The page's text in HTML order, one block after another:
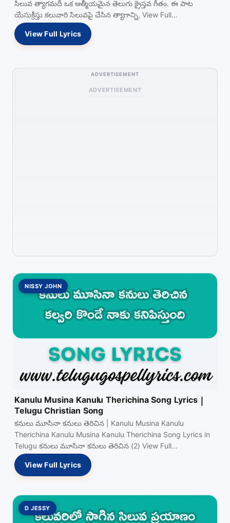
సిలువ త్యాగమదీ ఒక ఆత్మీయమైన తెలుగు క్రైస్తవ గీతం. ఈ పాట
యేసుక్రీస్తు కలువారి సిలువపై చేసిన త్యాగాన్ని, View Full…
View Full Lyrics
ADVERTISEMENT
ADVERTISEMENT
NISSY JOHN
Kanulu Musina Kanulu Therichina Song Lyrics |
Telugu Christian Song
కనులు మూసినా కనులు తెరిచిన | Kanulu Musina Kanulu
Therichina Kanulu Musina Kanulu Therichina Song Lyrics in
Telugu కనులు మూసినా కనులు తెరిచిన (2) View Full…
View Full Lyrics
D JESSY